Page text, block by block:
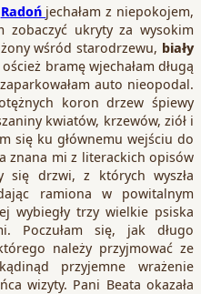
Radoń jechałam z niepokojem,
zobaczyć ukryty za wysokim
wśród starodrzewu, biały
bramę wjechałam długą
auto nieopodal.
koron drzew śpiewy
kwiatów, krzewów, ziół i
się ku głównemu wejściu do
znana mi z literackich opisów
się drzwi, z których wyszła
ramiona w powitalnym
wybiegły trzy wielkie psiska
Poczułam się, jak długo
należy przyjmować ze
przyjemne wrażenie
wizyty. Pani Beata okazała